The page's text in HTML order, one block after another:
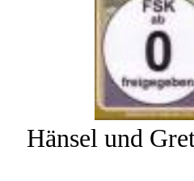
Hänsel und